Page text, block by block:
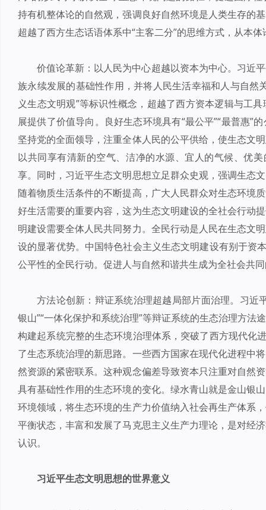
持有机整体论的自然观，强调良好自然环境是人类生存的
超越了西方生态话语体系中“主客二分”的思维方式，从本
价值论革新：以人民为中心超越以资本为中心。习近
族永续发展的基础性作用，并将人民生活幸福和人与自然
义生态文明观”等标识性概念，超越了西方资本逻辑与工
展提供了价值导向。良好生态环境具有“最公平”“最普惠”
坚持党的全面领导，注重全体人民的公平供给，使生态文
以共同享有清新的空气、洁净的水源、宜人的气候、优
享。同时，习近平生态文明思想立足群众史观，强调生态
随着物质生活条件的不断提高，广大人民群众对生态环境
好生活需要的重要内容，这为生态文明建设的全社会行动
明建设需要全体人民共同努力。全民行动是人民在生态文
设的显著优势。中国特色社会主义生态文明建设有别于资
公平性的全民行动。促进人与自然和谐共生成为全社会共
方法论创新：辩证系统治理超越局部片面治理。习近
银山”“一体化保护和系统治理”等辩证系统的生态治理方
构建起系统完整的生态环境治理体系，突破了西方现代化
了生态系统治理的新思路。一些西方国家在现代化进程中
然资源的紧密联系。这种观念偏差导致资本只注重对自然
具有基础性作用的生态环境的变化。绿水青山就是金山银
环境领域，将生态环境的生产力价值纳入社会再生产体系
平衡状态，丰富和发展了马克思主义生产力理论，是对经
认识。
习近平生态文明思想的世界意义